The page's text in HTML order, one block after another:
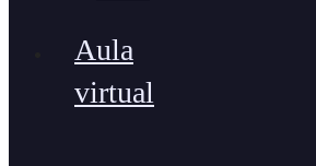
Aula
virtual